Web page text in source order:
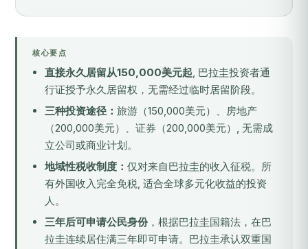
核心要点
直接永久居留从150,000美元起, 巴拉圭投资者通
行证授予永久居留权，无需经过临时居留阶段。
三种投资途径： 旅游（150,000美元）、房地产
（200,000美元）、证券（200,000美元）, 无需成
立公司或商业计划。
地域性税收制度： 仅对来自巴拉圭的收入征税。所
有外国收入完全免税, 适合全球多元化收益的投资
人。
三年后可申请公民身份，根据巴拉圭国籍法，在巴
拉圭连续居住满三年即可申请。巴拉圭承认双重国